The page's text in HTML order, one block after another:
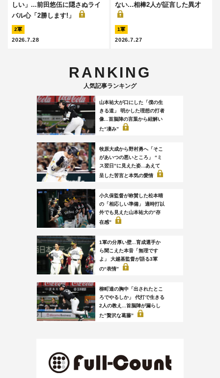
しい」...前田悠伍に隠さぬライ
バル心「2勝します!」
2軍
2026.7.28
ない...相棒2人が証言した異才
1軍
2026.7.27
RANKING
人気記事ランキング
山本祐大が口にした「僕の生
きる道」 明かした理想の打者
像...首脳陣の言葉から紐解い
た“凄み”
牧原大成から野村勇へ「そこ
があいつの悪いところ」 “ミ
ス翌日”に見えた姿...あえて
呈した苦言と本気の愛情
小久保監督が称賛した松本晴
の「相応しい準備」 適時打以
外でも見えた山本祐大の“存
在感”
1軍の分厚い壁...育成選手か
ら聞こえた本音「無理です
よ」 大越基監督が語る3軍
の“表情”
柳町達の胸中「出されたとこ
ろでやるしか」 代打で生きる
2人の教え...首脳陣が漏らし
た”贅沢な葛藤”